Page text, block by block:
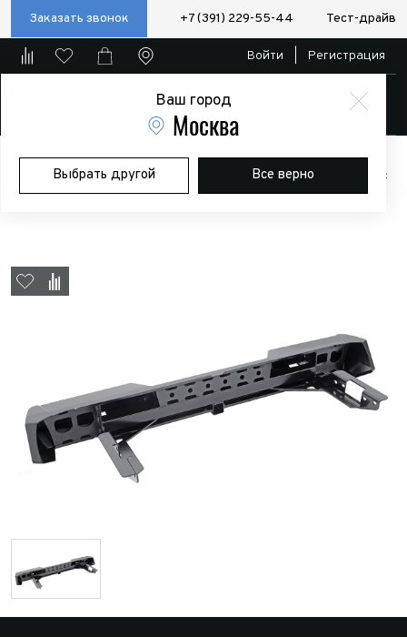
Заказать звонок +7 (391) 229-55-44 Тест-драйв
Ваш город
Москва
Выбрать другой Все верно
Войти Регистрация
Главная Магазин Дополнительное оборудование
Силовые
бампера/пороги/калитки
Бампер РИФ задний Toyota Hilux 2015+ с
квадратом под фаркоп